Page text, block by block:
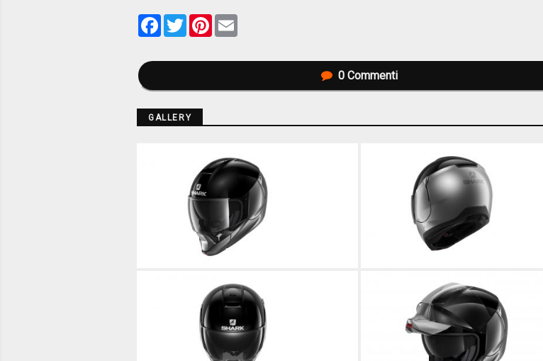
Facebook
TwitterPinterest
0 Commenti
GALLERY